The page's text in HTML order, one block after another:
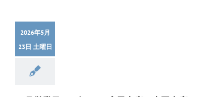
2026年5月
23日 土曜日